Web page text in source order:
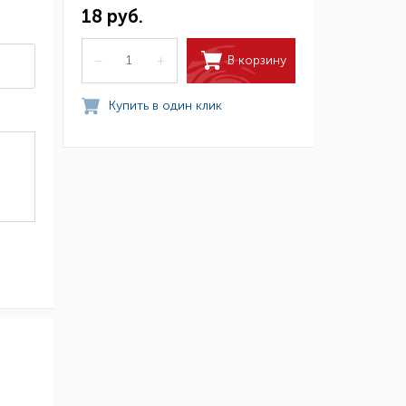
18 руб.
– + В корзину
Купить в один клик